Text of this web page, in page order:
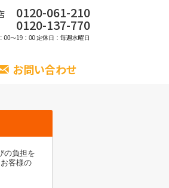
0120-061-210
0120-137-770
お問い合わせ
の負担を
客様の